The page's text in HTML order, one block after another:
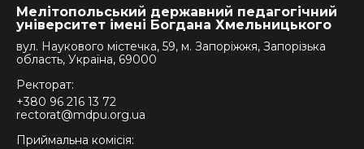
Мелітопольський державний педагогічний
університет імені Богдана Хмельницького
вул. Наукового містечка, 59, м. Запоріжжя, Запорізька
область, Україна, 69000
Ректорат:
+380 96 216 13 72
rectorat@mdpu.org.ua
Приймальна комісія: